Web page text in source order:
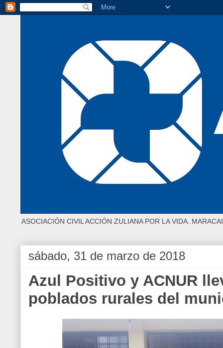
ASOCIACIÓN CIVIL ACCIÓN ZULIANA POR LA VIDA.
sábado, 31 de marzo de 2018
Azul Positivo y ACNUR
poblados rurales del